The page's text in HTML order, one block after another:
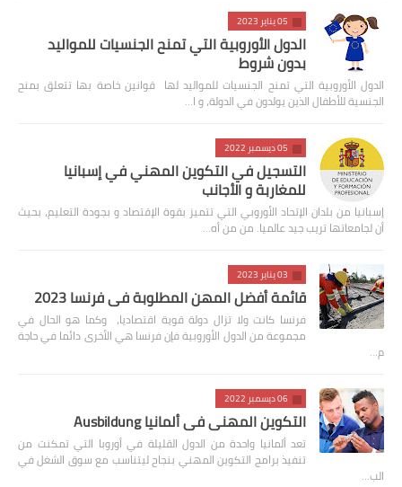
05 يناير 2023
الدول الأوروبية التي تمنح الجنسيات للمواليد
بدون شروط
الدول الأوروبية التي تمنح الجنسيات للمواليد لها قوانين خاصة بها تتعلق بمنح
الجنسية للأطفال الذين يولدون في الدولة، و ا…
05 ديسمبر 2022
التسجيل في التكوين المهني في إسبانيا
للمغاربة و الأجانب
إسبانيا من بلدان الإتحاد الأوروبي التي تتميز بقوة الإقتصاد و بجودة التعليم، بحيث
أن لجامعاتها تريب جيد عالميا. من من أه…
03 يناير 2023
قائمة أفضل المهن المطلوبة في فرنسا 2023
فرنسا كانت ولا تزال دولة قوية اقتصاديا، وكما هو الحال في
مجموعة من الدول الأوروبية فإن فرنسا هي الأخرى دائما في حاجة
م…
06 ديسمبر 2022
التكوين المهني في ألمانيا Ausbildung
تعد ألمانيا واحدة من الدول القليلة في أوروبا التي تمكنت من
تنفيذ برامج التكوين المهني بنجاح ليتناسب مع سوق الشغل في
الب…